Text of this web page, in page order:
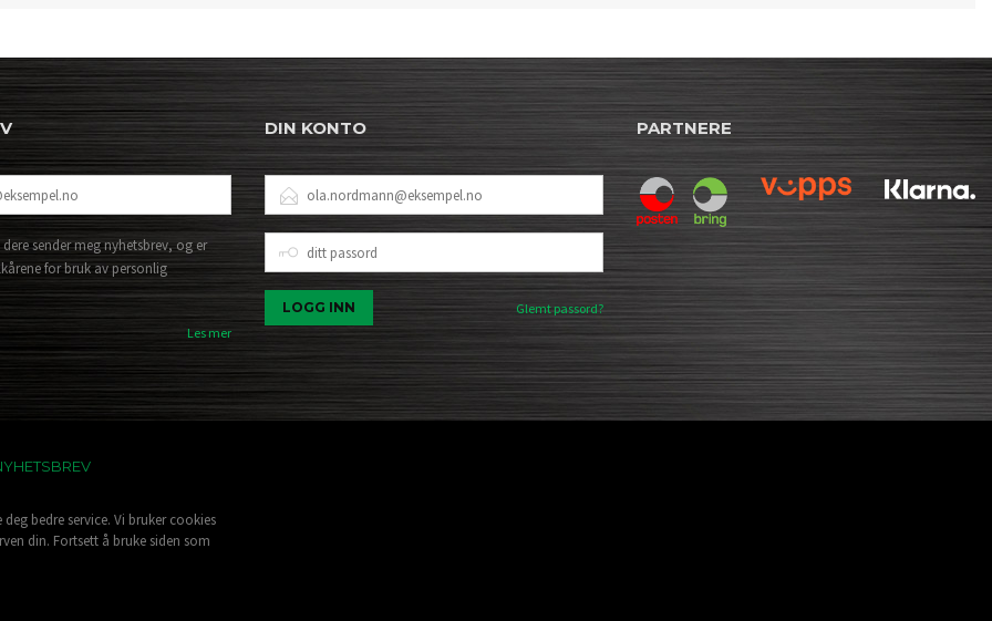
sender meg nyhetsbrev, og er
for bruk av personlig
Les mer
DIN KONTO
POSTADRESSE
PASSORD
Glemt passord?
PARTNERE
bedre service. Vi bruker cookies
din. Fortsett å bruke siden som